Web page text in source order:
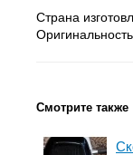
Страна
Смотрите также